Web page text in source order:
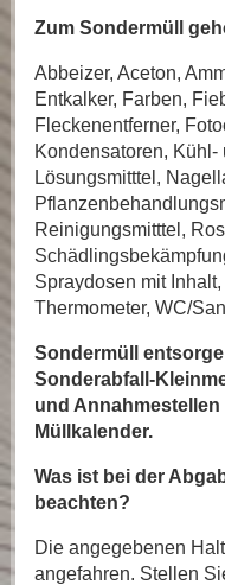
Zum Sondermüll
Abbeizer, Aceton,
Entkalker, Farben,
Fleckenentferner,
Kondensatoren, Kühl-
Lösungsmitttel,
Reinigungsmitttel,
Spraydosen mit
Thermometer, WC/
Sondermüll
Sonderabfall-
und
Müllkalender.
Was ist bei der
beachten?
Die angegebenen
angefahren. Stellen